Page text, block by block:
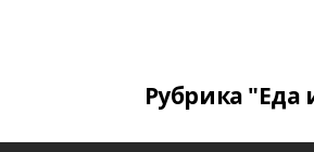
Рубрика "Еда